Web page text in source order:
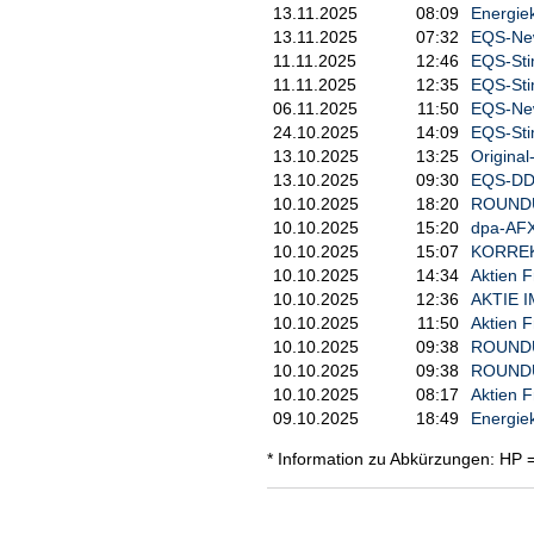
13.11.2025
08:09
13.11.2025
07:32
EQS-
11.11.2025
12:46
EQS-
11.11.2025
12:35
EQS-
06.11.2025
11:50
EQS-
24.10.2025
14:09
EQS-
13.10.2025
13:25
13.10.2025
09:30
EQS-
10.10.2025
18:20
10.10.2025
15:20
dpa-
10.10.2025
15:07
10.10.2025
14:34
Aktien
10.10.2025
12:36
AKTIE
10.10.2025
11:50
Aktien
10.10.2025
09:38
10.10.2025
09:38
10.10.2025
08:17
Aktien
09.10.2025
18:49
* Information zu Abkürzungen: HP